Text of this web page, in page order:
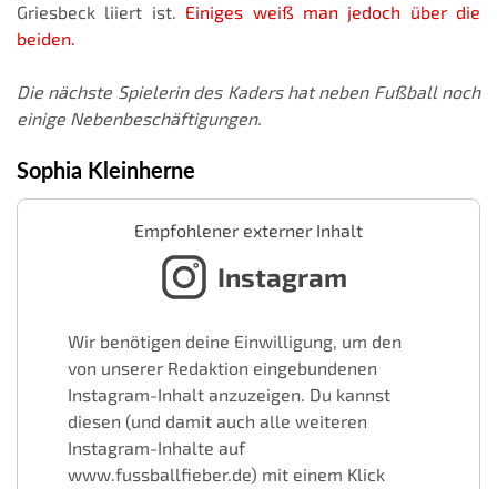
Griesbeck liiert ist. Einiges weiß man jedoch über die
beiden.
Die nächste Spielerin des Kaders hat neben Fußball noch
einige Nebenbeschäftigungen.
Sophia Kleinherne
Empfohlener externer Inhalt
Instagram
Wir benötigen deine Einwilligung, um den
von unserer Redaktion eingebundenen
Instagram-Inhalt anzuzeigen. Du kannst
diesen (und damit auch alle weiteren
Instagram-Inhalte auf
www.fussballfieber.de) mit einem Klick